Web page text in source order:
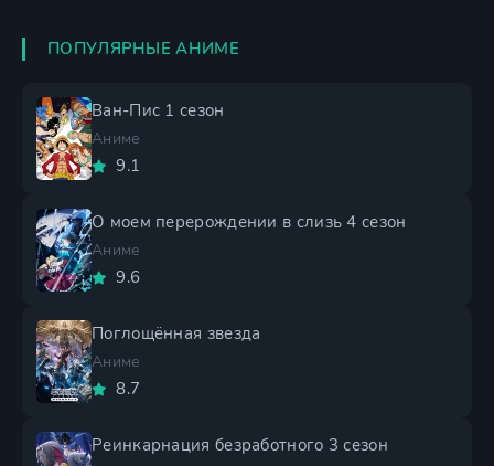
ПОПУЛЯРНЫЕ АНИМЕ
Ван-Пис 1 сезон
Аниме
9.1
О моем перерождении в слизь 4 сезон
Аниме
9.6
Поглощённая звезда
Аниме
8.7
Реинкарнация безработного 3 сезон